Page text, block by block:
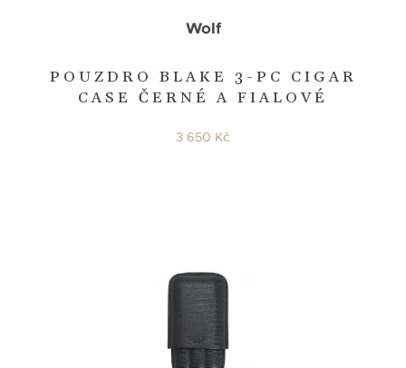
POUZDRO BLAKE 3-PC CIGAR
CASE ČERNÉ A FIALOVÉ
Wolf
3 650 Kč